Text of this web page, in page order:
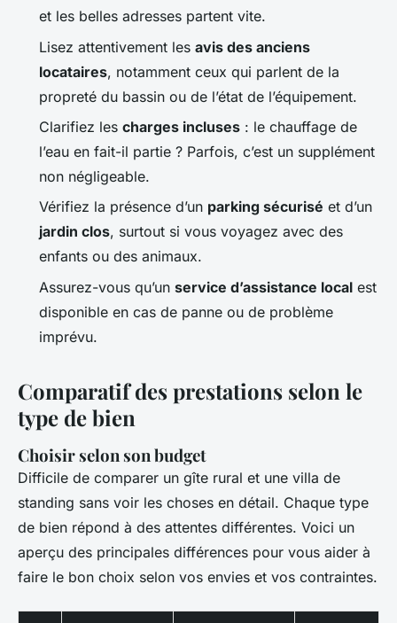
et les belles adresses partent vite.
Lisez attentivement les avis des anciens
locataires, notamment ceux qui parlent de la
propreté du bassin ou de l’état de l’équipement.
Clarifiez les charges incluses : le chauffage de
l’eau en fait-il partie ? Parfois, c’est un supplément
non négligeable.
Vérifiez la présence d’un parking sécurisé et d’un
jardin clos, surtout si vous voyagez avec des
enfants ou des animaux.
Assurez-vous qu’un service d’assistance local est
disponible en cas de panne ou de problème
imprévu.
Comparatif des prestations selon le
type de bien
Choisir selon son budget
Difficile de comparer un gîte rural et une villa de
standing sans voir les choses en détail. Chaque type
de bien répond à des attentes différentes. Voici un
aperçu des principales différences pour vous aider à
faire le bon choix selon vos envies et vos contraintes.